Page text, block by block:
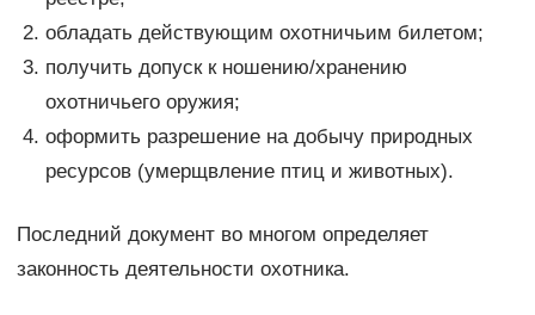
обладать действующим охотничьим билетом;
получить допуск к ношению/хранению
охотничьего оружия;
оформить разрешение на добычу природных
ресурсов (умерщвление птиц и животных).
Последний документ во многом определяет
законность деятельности охотника.